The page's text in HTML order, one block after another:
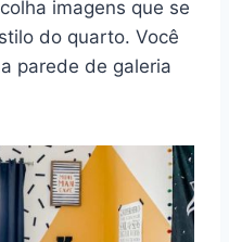
imagens que se
do quarto. Você
parede de galeria